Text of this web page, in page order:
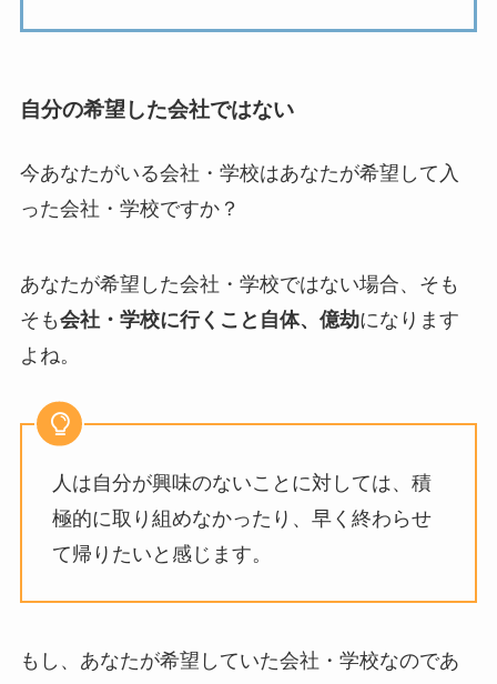
自分の希望した会社ではない
今あなたがいる会社・学校はあなたが希望して入
った会社・学校ですか？
あなたが希望した会社・学校ではない場合、そも
そも会社・学校に行くこと自体、億劫になります
よね。
人は自分が興味のないことに対しては、積
極的に取り組めなかったり、早く終わらせ
て帰りたいと感じます。
もし、あなたが希望していた会社・学校なのであ